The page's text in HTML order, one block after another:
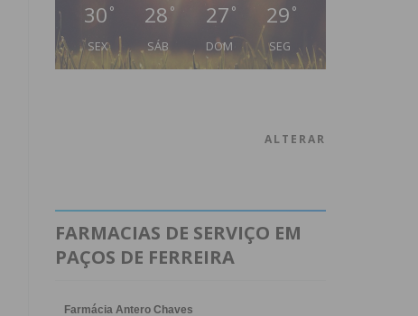
30 °
SEX
28 °
SÁB
27 °
DOM
29 °
SEG
ALTERAR
FARMACIAS DE SERVIÇO EM
PAÇOS DE FERREIRA